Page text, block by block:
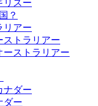
リスー
？
リアー
ストラリアー
ーストラリアー
ナダー
ダー